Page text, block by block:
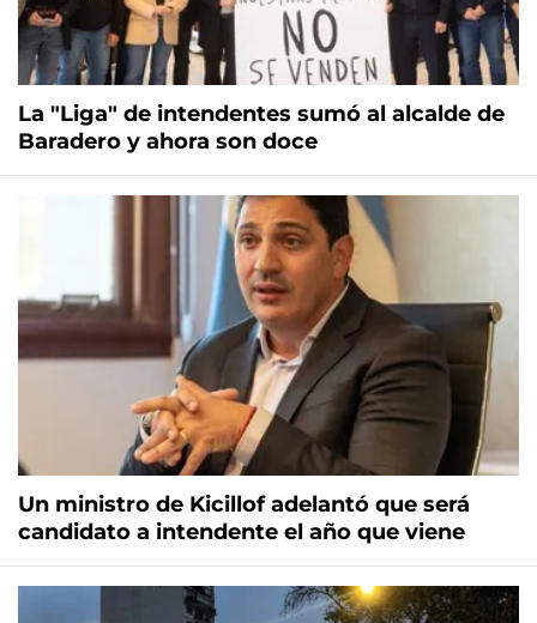
La "Liga" de intendentes sumó al alcalde de
Baradero y ahora son doce
Un ministro de Kicillof adelantó que será
candidato a intendente el año que viene